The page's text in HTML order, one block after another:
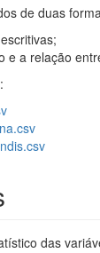
de duas
a relação
das